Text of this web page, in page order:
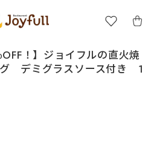
！】ジョイフルの直火焼
グ デミグラスソース付き 1